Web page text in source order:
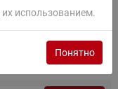
их использованием.
Понятно